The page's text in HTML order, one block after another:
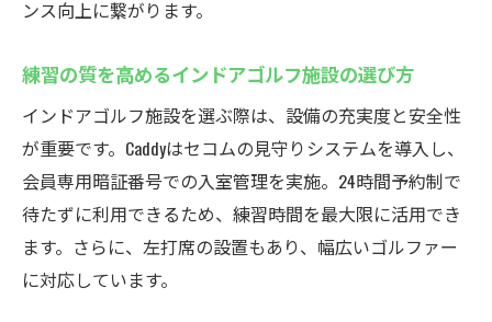
ンス向上に繋がります。
練習の質を高めるインドアゴルフ施設の選び方
インドアゴルフ施設を選ぶ際は、設備の充実度と安全性
が重要です。Caddyはセコムの見守りシステムを導入し、
会員専用暗証番号での入室管理を実施。24時間予約制で
待たずに利用できるため、練習時間を最大限に活用でき
ます。さらに、左打席の設置もあり、幅広いゴルファー
に対応しています。